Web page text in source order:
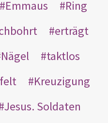
Emmaus
Ring
erträgt
Nägel
taktlos
Kreuzigung
Jesus. Soldaten